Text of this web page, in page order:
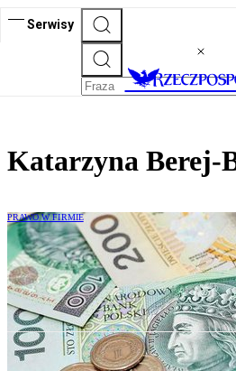
Serwisy
Katarzyna Berej-
PRAWO W FIRMIE
Opłaty windykacyjne